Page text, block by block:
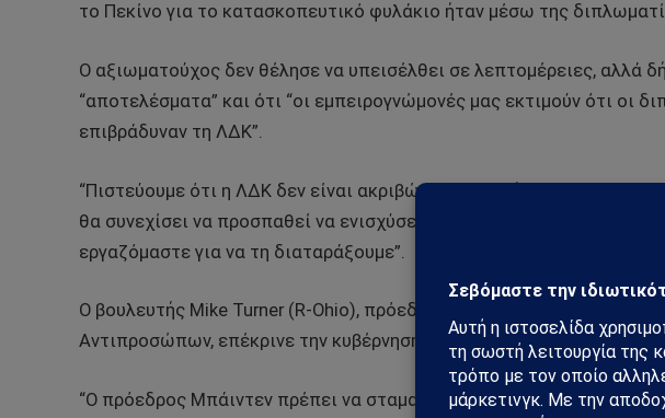
το Πεκίνο για το κατασκοπευτικό φυλάκιο ήταν μέσω της
Ο αξιωματούχος δεν θέλησε να υπεισέλθει σε λεπτομέρειες, αλλά
“αποτελέσματα” και ότι “οι εμπειρογνώμονές μας εκτιμούν ότι οι
επιβράδυναν τη ΛΔΚ”.
“Πιστεύουμε ότι η ΛΔΚ δεν είναι ακριβώς εκεί που ήλπιζε να
θα συνεχίσει να προσπαθεί να ενισχύσει την παρουσία της στην
εργαζόμαστε για να τη διαταράξουμε”.
Ο βουλευτής Mike Turner (R-Ohio), πρόεδρος της Επιτροπής
Αντιπροσώπων, επέκρινε την κυβέρνηση μετά το δημοσίευμα του
“Ο πρόεδρος Μπάιντεν πρέπει να σταματήσει να αγνοεί την απειλή